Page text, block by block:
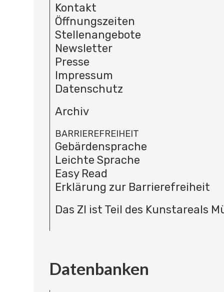
Kontakt
Öffnungszeiten
Stellenangebote
Newsletter
Presse
Impressum
Datenschutz
Archiv
BARRIEREFREIHEIT
Gebärdensprache
Leichte Sprache
Easy Read
Erklärung zur Barrierefreiheit
Das ZI ist Teil des Kunstareals
Datenbanken